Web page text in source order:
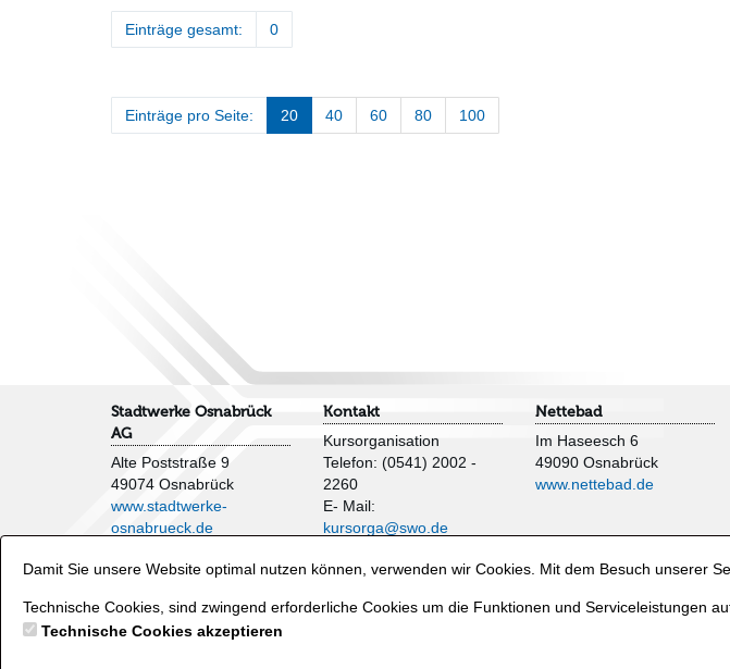
Einträge gesamt: 0
Einträge pro Seite: 20 40 60 80 100
Stadtwerke Osnabrück
AG
Alte Poststraße 9
49074 Osnabrück
www.stadtwerke-
osnabrueck.de
AGB
Verträge hier kündigen
Kontakt
Kursorganisation
Telefon: (0541) 2002 -
2260
E- Mail:
kursorga@swo.de
Veranstaltungen und
Telefon: (0541) 2002 -
Nettebad
Im Haseesch 6
49090 Osnabrück
www.nettebad.de
Damit Sie unsere Website optimal nutzen können, verwenden wir Cookies. Mit dem Besuch unserer
Technische Cookies, sind zwingend erforderliche Cookies um die Funktionen und Serviceleistungen
Technische Cookies akzeptieren